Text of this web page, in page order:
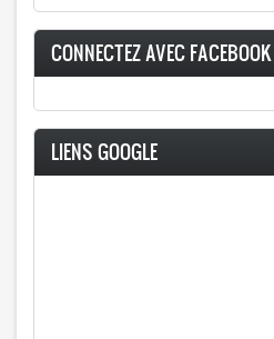
CONNECTEZ AVEC FACEBOOK
LIENS GOOGLE